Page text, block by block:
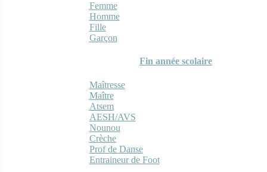
Femme
Homme
Fille
Garçon
Fin année scolaire
Maîtresse
Maître
Atsem
AESH/AVS
Nounou
Crèche
Prof de Danse
Entraineur de Foot